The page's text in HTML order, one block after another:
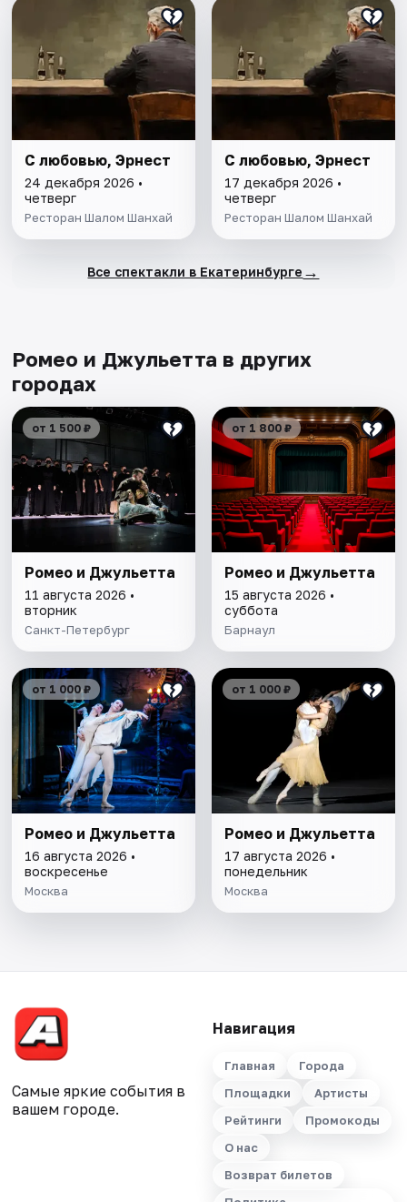
С любовью, Эрнест
24 декабря 2026 •
четверг
Ресторан Шалом Шанхай
С любовью, Эрнест
17 декабря 2026 •
четверг
Ресторан Шалом Шанхай
Все спектакли в Екатеринбурге →
Ромео и Джульетта в других
городах
от 1 500 ₽
Ромео и Джульетта
11 августа 2026 •
вторник
Санкт-Петербург
от 1 800 ₽
Ромео и Джульетта
15 августа 2026 •
суббота
Барнаул
от 1 000 ₽
Ромео и Джульетта
16 августа 2026 •
воскресенье
Москва
от 1 000 ₽
Ромео и Джульетта
17 августа 2026 •
понедельник
Москва
Самые яркие события в
вашем городе.
Навигация
Главная
Города
Площадки
Артисты
Рейтинги
Промокоды
О нас
Возврат билетов